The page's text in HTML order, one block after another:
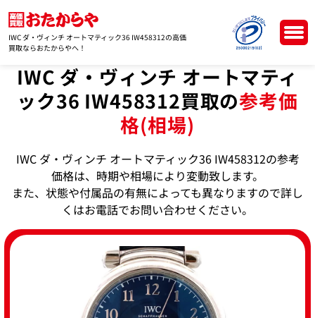
IWC ダ・ヴィンチ オートマティック36 IW458312の高価
買取ならおたからやへ！
IWC ダ・ヴィンチ オートマティ
ック36 IW458312買取の参考価
格(相場)
IWC ダ・ヴィンチ オートマティック36 IW458312の参考
価格は、時期や相場により変動致します。
また、状態や付属品の有無によっても異なりますので詳し
くはお電話でお問い合わせください。